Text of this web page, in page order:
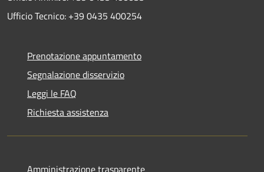
Ufficio Tecnico: +39 0435 400254
Prenotazione appuntamento
Segnalazione disservizio
Leggi le FAQ
Richiesta assistenza
Amministrazione trasparente